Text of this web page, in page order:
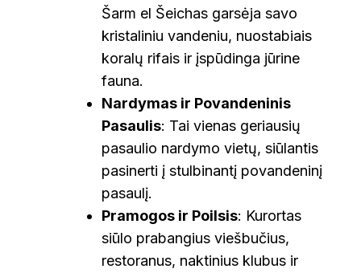
Šarm el Šeichas garsėja savo
kristaliniu vandeniu, nuostabiais
koralų rifais ir įspūdinga jūrine
fauna.
Nardymas ir Povandeninis
Pasaulis: Tai vienas geriausių
pasaulio nardymo vietų, siūlantis
pasinerti į stulbinantį povandeninį
pasaulį.
Pramogos ir Poilsis: Kurortas
siūlo prabangius viešbučius,
restoranus, naktinius klubus ir